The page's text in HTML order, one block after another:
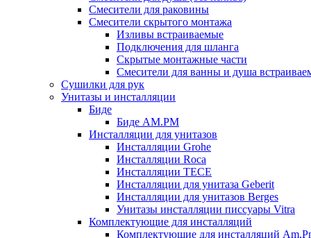
Смесители для раковины
Смесители скрытого монтажа
Изливы встраиваемые
Подключения для шланга
Скрытые монтажные части
Смесители для ванны и душа
Сушилки для рук
Унитазы и инсталляции
Биде
Биде AM.PM
Инсталляции для унитазов
Инсталляции Grohe
Инсталляции Roca
Инсталляции TECE
Инсталляции для унитаза Geberit
Инсталляции для унитазов Berges
Унитазы инсталляции писсуары Vitra
Комплектующие для инсталляций
Комплектующие для инсталляций